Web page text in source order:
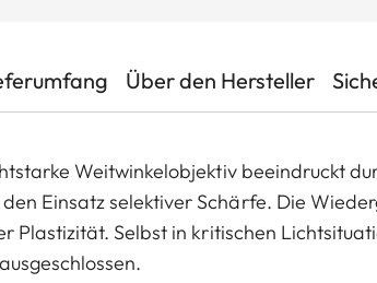
Über den Hersteller
Weitwinkelobjektiv beeindruckt
Einsatz selektiver Schärfe. Die
Plastizität. Selbst in kritischen